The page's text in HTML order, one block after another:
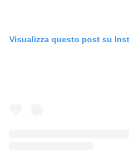
Visualizza questo post su